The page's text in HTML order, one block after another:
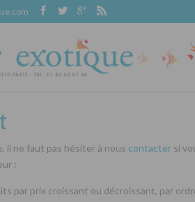
il ne faut pas hésiter à nous contacter si
:
par prix croissant ou décroissant, par